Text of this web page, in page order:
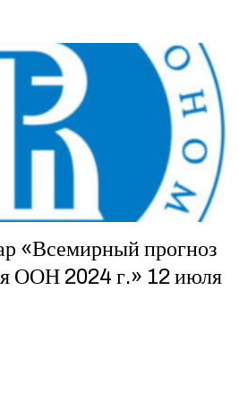
«Всемирный прогноз
ООН 2024 г.» 12 июля